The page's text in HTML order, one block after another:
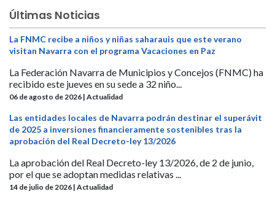
Últimas Noticias
La FNMC recibe a niños y niñas saharauis que este verano
visitan Navarra con el programa Vacaciones en Paz
La Federación Navarra de Municipios y Concejos (FNMC) ha
recibido este jueves en su sede a 32 niño...
06 de agosto de 2026 | Actualidad
Las entidades locales de Navarra podrán destinar el superávit
de 2025 a inversiones financieramente sostenibles tras la
aprobación del Real Decreto-ley 13/2026
La aprobación del Real Decreto-ley 13/2026, de 2 de junio,
por el que se adoptan medidas relativas ...
14 de julio de 2026 | Actualidad